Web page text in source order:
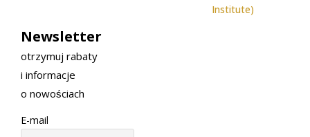
Newsletter
otrzymuj rabaty
i informacje
o nowościach
E-mail
Institute)